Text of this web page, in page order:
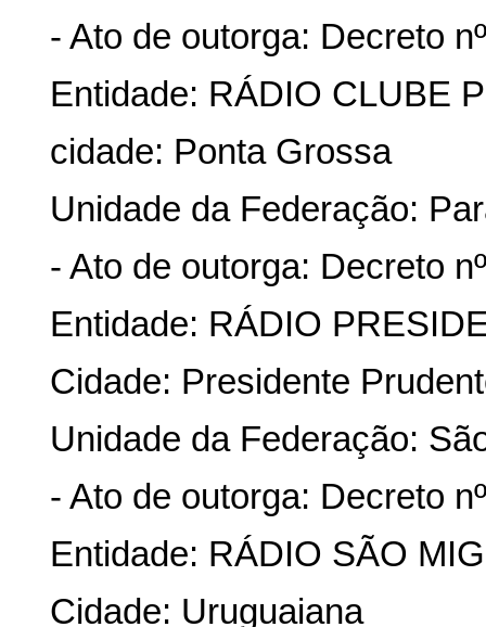
- Ato de outorga: Decreto
Entidade: RÁDIO CLUBE
cidade: Ponta Grossa
Unidade da Federação:
- Ato de outorga: Decreto
Entidade: RÁDIO
Cidade: Presidente
Unidade da Federação:
- Ato de outorga: Decreto
Entidade: RÁDIO SÃO
Cidade: Uruguaiana